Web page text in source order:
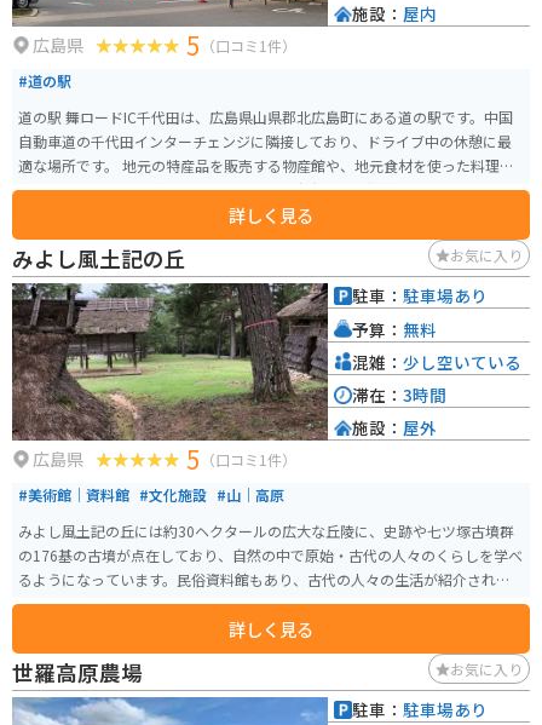
広島県 5 （口コミ1件）
#道の駅
道の駅 舞ロードIC千代田は、広島県山県郡北広島町にある道の駅です。中国
自動車道の千代田インターチェンジに隣接しており、ドライブ中の休憩に最
適な場所です。 地元の特産品を販売する物産館や、地元食材を使った料理が
楽しめるレストランがあります。特に、北広島町産の新鮮な野菜や果物は人
気です。また、バイク専用の駐車場も完備されているので、ツーリングの休
憩場所としてもおすすめです。 周辺には、豊かな自然が広がっており、四季
折々の景色を楽しむことができます。春には、道の駅からほど近い場所に位
置する、豊平町の「龍頭峡」の桜並木がおすすめです。約300本ものソメイヨ
シノが咲き乱れる様子は圧巻です。夏には、川遊びやキャンプを楽しむこと
ができます。秋には、紅葉の名所として知られる「三段峡」がおすすめです。
国の特別名勝にも指定されている景勝地で、遊歩道も整備されているので、
ハイキングを楽しむことができます。冬には、スキー場もオープンします。道
の駅 舞ロードIC千代田は、観光の拠点としても最適な場所です。
詳しく見る
施設： 屋内
みよし風土記の丘 お気に入り
広島県 5 （口コミ1件）
#美術館｜資料館 #文化施設 #山｜高原
みよし風土記の丘には約30ヘクタールの広大な丘陵に、史跡や七ツ塚古墳群
の176基の古墳が点在しており、自然の中で原始・古代の人々のくらしを学べ
るようになっています。民俗資料館もあり、古代の人々の生活が紹介されて
いる展示が楽しめます。
詳しく見る
駐車： 駐車場あり
予算： 無料
混雑： 少し空いている
滞在： 3時間
施設： 屋外
世羅高原農場 お気に入り
駐車： 駐車場あり